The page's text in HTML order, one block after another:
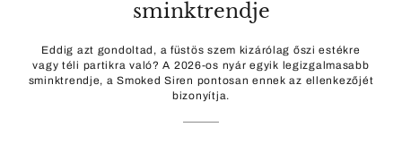
sminktrendje
Eddig azt gondoltad, a füstös szem kizárólag őszi estékre
vagy téli partikra való? A 2026-os nyár egyik legizgalmasabb
sminktrendje, a Smoked Siren pontosan ennek az ellenkezőjét
bizonyítja.